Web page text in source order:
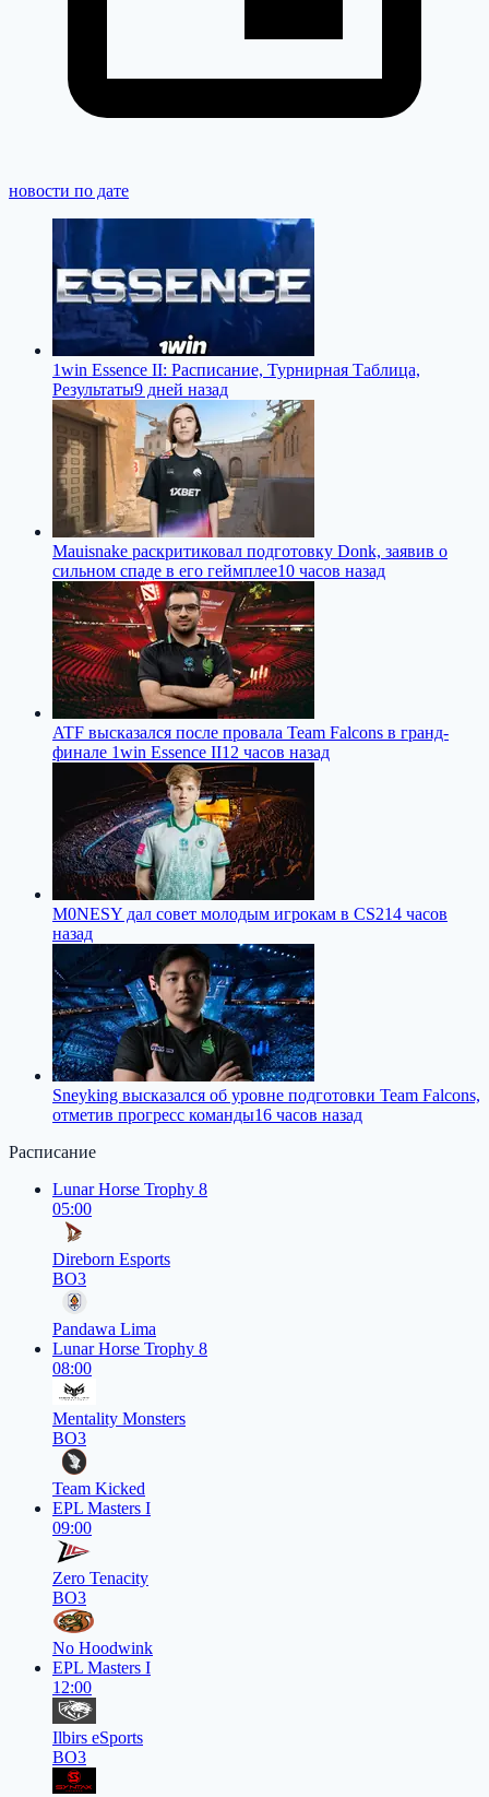
новости по дате
1win Essence II: Расписание, Турнирная Таблица,
Результаты9 дней назад
Mauisnake раскритиковал подготовку Donk, заявив о
сильном спаде в его геймплее10 часов назад
ATF высказался после провала Team Falcons в гранд-
финале 1win Essence II12 часов назад
M0NESY дал совет молодым игрокам в CS214 часов
назад
Sneyking высказался об уровне подготовки Team Falcons,
отметив прогресс команды16 часов назад
Расписание
Lunar Horse Trophy 8
05:00
Direborn Esports
BO3
Pandawa Lima
Lunar Horse Trophy 8
08:00
Mentality Monsters
BO3
Team Kicked
EPL Masters I
09:00
Zero Tenacity
BO3
No Hoodwink
EPL Masters I
12:00
Ilbirs eSports
BO3